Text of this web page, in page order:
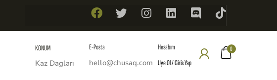
KONUM
Kaz Dagları
E-Posta
hello@chusaq.com
Hesabım
Uye Ol / Giris Yap
0